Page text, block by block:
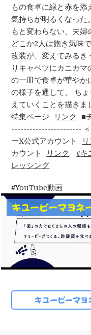
もの食卓に緑と赤を
気持ちが明るくなった
もと変わらない、夫
どこか2人は飽き気味
改装が、変えてみるき
りキャベツにカニカ
の一皿で食卓が華やか
の様子を通して、 ち
えていくことを描きま
特集ページ
リンク ■
----------------------- ＜
ーX公式アカウント
カウント
リンク キ
レッシング
YouTube動画
キユーピーマヨネ
キユーピーマ